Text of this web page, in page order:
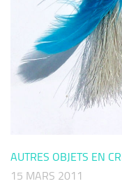
AUTRES OBJETS EN
15 MARS 2011